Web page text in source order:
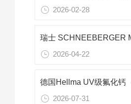
2026-02-28
2026-04-22
2026-07-31